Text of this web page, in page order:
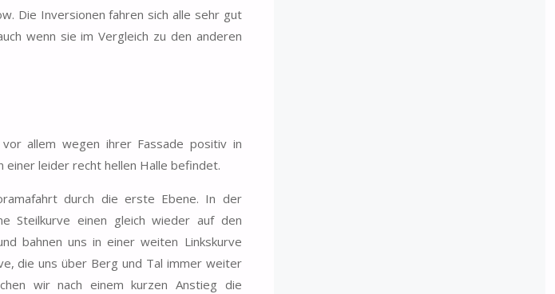
Die Inversionen fahren sich alle sehr gut
wenn sie im Vergleich zu den anderen
allem wegen ihrer Fassade positiv in
einer leider recht hellen Halle befindet.
durch die erste Ebene. In der
Steilkurve einen gleich wieder auf den
bahnen uns in einer weiten Linkskurve
die uns über Berg und Tal immer weiter
wir nach einem kurzen Anstieg die